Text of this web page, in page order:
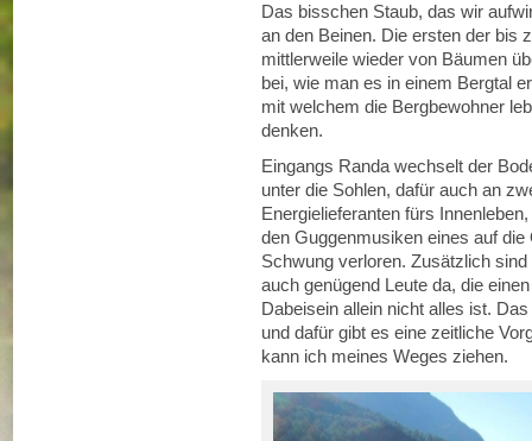
Das bisschen Staub, das wir
an den Beinen. Die ersten der bis
mittlerweile wieder von Bäumen
bei, wie man es in einem Bergtal
mit welchem die Bergbewohner
denken.
Eingangs Randa wechselt der
unter die Sohlen, dafür auch an
Energielieferanten fürs
den Guggenmusiken eines auf
Schwung verloren. Zusätzlich
auch genügend Leute da, die
Dabeisein allein nicht alles ist.
und dafür gibt es eine zeitliche
kann ich meines Weges ziehen.